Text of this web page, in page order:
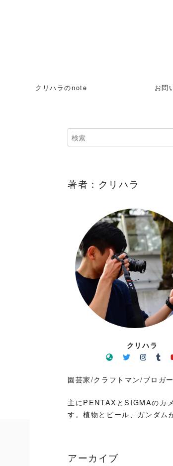
クリハラのnote お問
著者：クリハラ
クリハラ
園芸家/クラフトマン/ブロガー
主にPENTAXとSIGMAのカ
す。植物とビール、ガンダム
アーカイブ